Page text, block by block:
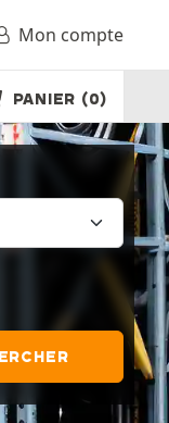
Mon compte
PANIER (0)